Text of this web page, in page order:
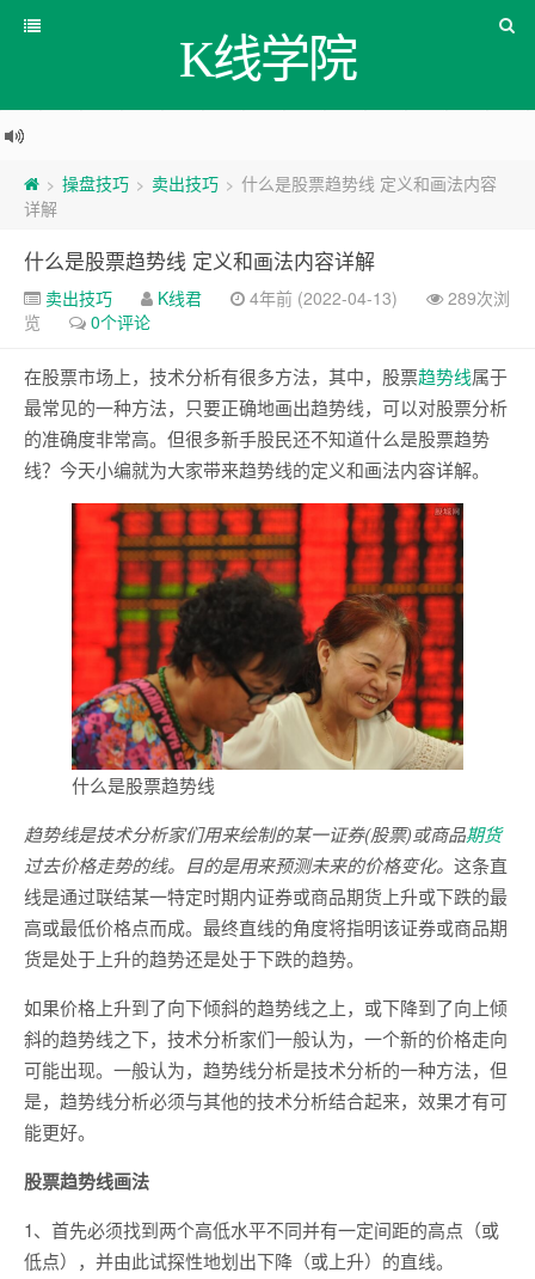
K线学院
> 操盘技巧 > 卖出技巧 > 什么是股票趋势线 定义和画法内容
详解
什么是股票趋势线 定义和画法内容详解
卖出技巧 K线君 4年前 (2022-04-13)
289次浏
览
0个评论
在股票市场上，技术分析有很多方法，其中，股票趋势线属于
最常见的一种方法，只要正确地画出趋势线，可以对股票分析
的准确度非常高。但很多新手股民还不知道什么是股票趋势
线？今天小编就为大家带来趋势线的定义和画法内容详解。
什么是股票趋势线
趋势线是技术分析家们用来绘制的某一证券(股票)或商品期货
过去价格走势的线。目的是用来预测未来的价格变化。 这条直
线是通过联结某一特定时期内证券或商品期货上升或下跌的最
高或最低价格点而成。最终直线的角度将指明该证券或商品期
货是处于上升的趋势还是处于下跌的趋势。
如果价格上升到了向下倾斜的趋势线之上，或下降到了向上倾
斜的趋势线之下，技术分析家们一般认为，一个新的价格走向
可能出现。一般认为，趋势线分析是技术分析的一种方法，但
是，趋势线分析必须与其他的技术分析结合起来，效果才有可
能更好。
股票趋势线画法
1、首先必须找到两个高低水平不同并有一定间距的高点（或
低点），并由此试探性地划出下降（或上升）的直线。